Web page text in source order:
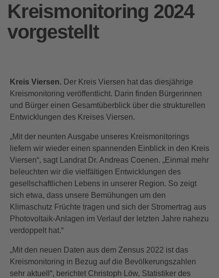
Kreismonitoring 2024
vorgestellt
Kreis Viersen. Der Kreis Viersen hat das diesjährige
Kreismonitoring veröffentlicht. Darin finden Bürgerinnen
und Bürger einen Gesamtüberblick über die strukturellen
Entwicklungen des Kreises Viersen.
„Mit der neunten Ausgabe unseres Kreismonitorings
liefern wir wieder einen spannenden Einblick in den Kreis
Viersen“, sagt Landrat Dr. Andreas Coenen. „Einmal mehr
beleuchten wir die vielfältigen Entwicklungen des
gesellschaftlichen Lebens in unserer Region. So zeigt
sich etwa, dass unsere Bemühungen um den
Klimaschutz Früchte tragen und sich der Stromertrag aus
Photovoltaik-Anlagen im Verlauf der letzten Jahre nahezu
verdoppelt hat.“
„Mit den neuen Daten aus dem Zensus 2022 ist das
Kreismonitoring in Bezug auf die Bevölkerungszahlen
sehr aktuell“, berichtet Christoph Löw, Statistiker des